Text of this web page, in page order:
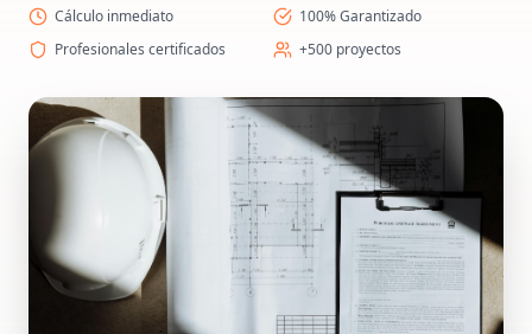
Cálculo inmediato
100% Garantizado
Profesionales certificados
+500 proyectos